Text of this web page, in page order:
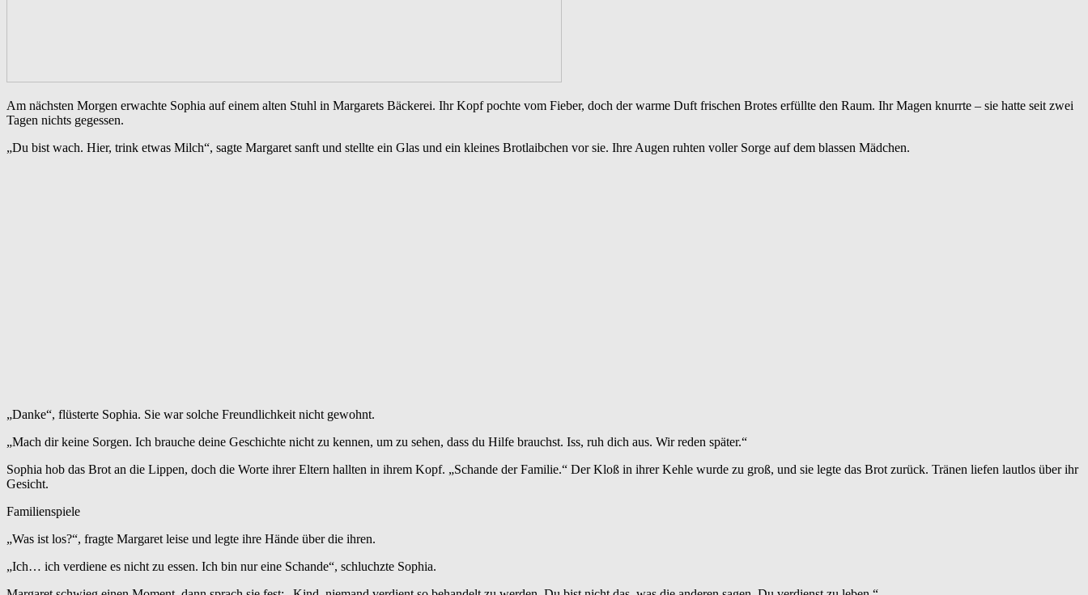
Am nächsten Morgen erwachte Sophia auf einem alten Stuhl in Margarets Bäckerei. Ihr Kopf pochte vom Fieber, doch der warme Duft frischen Brotes erfüllte den Raum. Ihr Magen knurrte – sie hatte seit zwei
Tagen nichts gegessen.
„Du bist wach. Hier, trink etwas Milch“, sagte Margaret sanft und stellte ein Glas und ein kleines Brotlaibchen vor sie. Ihre Augen ruhten voller Sorge auf dem blassen Mädchen.
„Danke“, flüsterte Sophia. Sie war solche Freundlichkeit nicht gewohnt.
„Mach dir keine Sorgen. Ich brauche deine Geschichte nicht zu kennen, um zu sehen, dass du Hilfe brauchst. Iss, ruh dich aus. Wir reden später.“
Sophia hob das Brot an die Lippen, doch die Worte ihrer Eltern hallten in ihrem Kopf. „Schande der Familie.“ Der Kloß in ihrer Kehle wurde zu groß, und sie legte das Brot zurück. Tränen liefen lautlos über ihr
Gesicht.
Familienspiele
„Was ist los?“, fragte Margaret leise und legte ihre Hände über die ihren.
„Ich… ich verdiene es nicht zu essen. Ich bin nur eine Schande“, schluchzte Sophia.